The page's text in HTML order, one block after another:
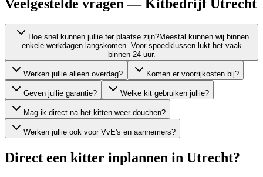
Veelgestelde vragen — Kitbedrijf Utrecht
Hoe snel kunnen jullie ter plaatse zijn?Meestal kunnen wij binnen
enkele werkdagen langskomen. Voor spoedklussen lukt het vaak
binnen 24 uur.
Werken jullie alleen overdag? Komen er voorrijkosten bij?
Geven jullie garantie? Welke kit gebruiken jullie?
Mag ik direct na het kitten weer douchen?
Werken jullie ook voor VvE's en aannemers?
Direct een kitter inplannen in Utrecht?